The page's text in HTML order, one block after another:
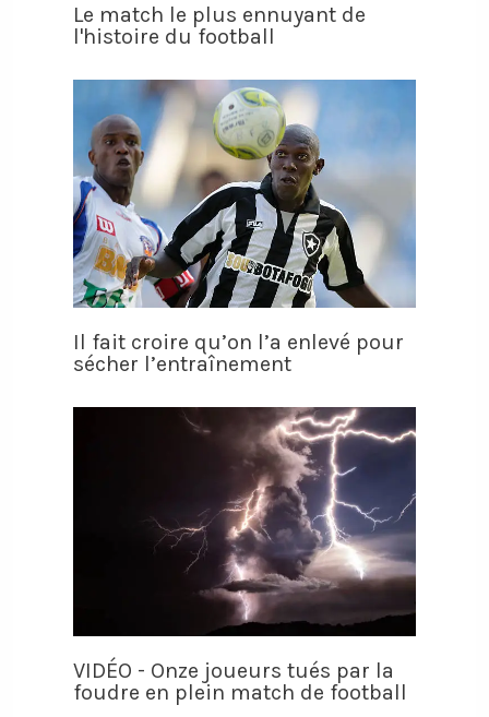
Le match le plus ennuyant de
l'histoire du football
Il fait croire qu’on l’a enlevé pour
sécher l’entraînement
VIDÉO - Onze joueurs tués par la
foudre en plein match de football